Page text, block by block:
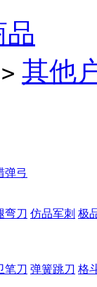
品
> 其他
弹弓
弯刀 仿品军刺 极
笔刀 弹簧跳刀 格